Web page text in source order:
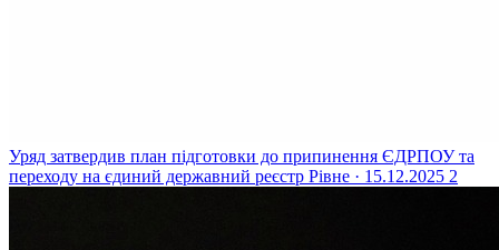
Уряд затвердив план підготовки до припинення ЄДРПОУ та
переходу на єдиний державний реєстр Рівне · 15.12.2025 2